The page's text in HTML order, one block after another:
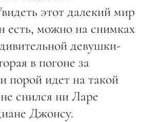
этот далекий мир
есть, можно на снимках
девушки-
в погоне за
порой идет на такой
снился ни Ларе
Джонсу.